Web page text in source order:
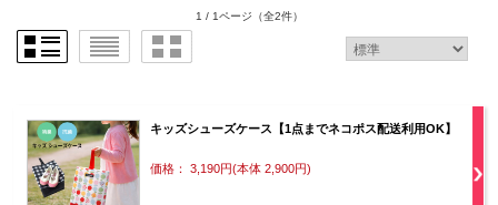
1 / 1ページ （全2件）
キッズシューズケース【1点までネコポス配送利用OK】
価格： 3,190円(本体 2,900円)